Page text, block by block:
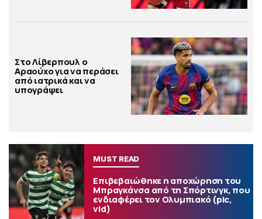
Στο Λίβερπουλ ο
Αραούχο για να περάσει
από ιατρικά και να
υπογράψει
MUST READ
Επιβεβαιώθηκε η αποχώρηση του
Μπραγκάνσα από τη Σπόρτινγκ, που
ενδιαφέρει τον Ολυμπιακό (pic,
vid)